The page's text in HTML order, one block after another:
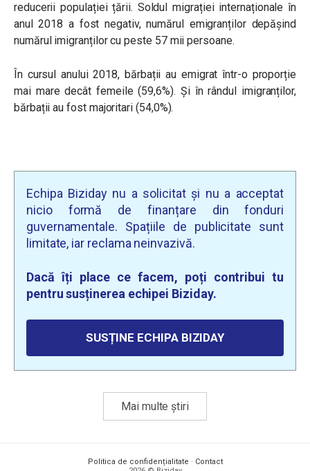
reducerii populației țării. Soldul migrației internaționale în
anul 2018 a fost negativ, numărul emigranților depășind
numărul imigranților cu peste 57 mii persoane.
În cursul anului 2018, bărbații au emigrat într-o proporție
mai mare decât femeile (59,6%). Și în rândul imigranților,
bărbații au fost majoritari (54,0%).
Echipa Biziday nu a solicitat și nu a acceptat
nicio formă de finanțare din fonduri
guvernamentale. Spațiile de publicitate sunt
limitate, iar reclama neinvazivă.
Dacă îți place ce facem, poți contribui tu
pentru susținerea echipei Biziday.
SUSȚINE ECHIPA BIZIDAY
Mai multe știri
Politica de confidențialitate · Contact